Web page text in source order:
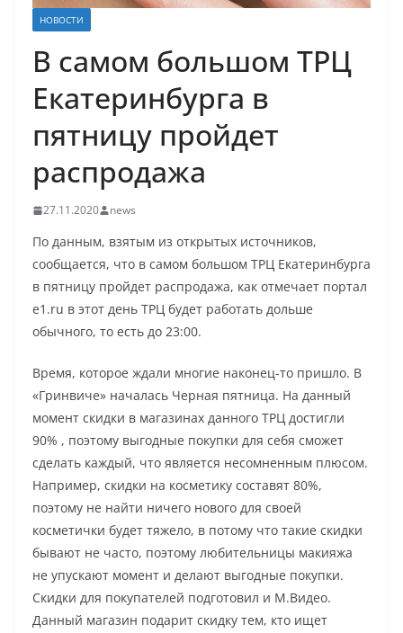
НОВОСТИ
В самом большом ТРЦ
Екатеринбурга в
пятницу пройдет
распродажа
27.11.2020 news
По данным, взятым из открытых источников,
сообщается, что в самом большом ТРЦ Екатеринбурга
в пятницу пройдет распродажа, как отмечает портал
e1.ru в этот день ТРЦ будет работать дольше
обычного, то есть до 23:00.
Время, которое ждали многие наконец-то пришло. В
«Гринвиче» началась Черная пятница. На данный
момент скидки в магазинах данного ТРЦ достигли
90% , поэтому выгодные покупки для себя сможет
сделать каждый, что является несомненным плюсом.
Например, скидки на косметику составят 80%,
поэтому не найти ничего нового для своей
косметички будет тяжело, в потому что такие скидки
бывают не часто, поэтому любительницы макияжа
не упускают момент и делают выгодные покупки.
Скидки для покупателей подготовил и М.Видео.
Данный магазин подарит скидку тем, кто ищет